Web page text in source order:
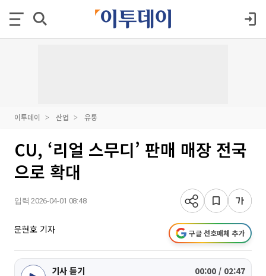
이투데이 산업 유통
CU, ‘리얼 스무디’ 판매 매장 전국
으로 확대
입력 2026-04-01 08:48
문현호 기자 구글 선호매체 추가
기사 듣기 00:00 / 02:47